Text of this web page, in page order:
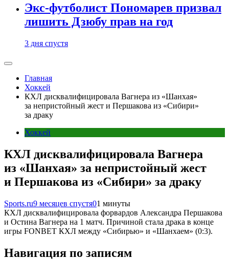
Экс-футболист Пономарев призвал
лишить Дзюбу прав на год
3 дня спустя
Главная
Хоккей
КХЛ дисквалифицировала Вагнера из «Шанхая»
за непристойный жест и Першакова из «Сибири»
за драку
Хоккей
КХЛ дисквалифицировала Вагнера
из «Шанхая» за непристойный жест
и Першакова из «Сибири» за драку
Sports.ru9 месяцев спустя01 минуты
КХЛ дисквалифицировала форвардов Александра Першакова
и Остина Вагнера на 1 матч. Причиной стала драка в конце
игры FONBET КХЛ между «Сибирью» и «Шанхаем» (0:3).
Навигация по записям